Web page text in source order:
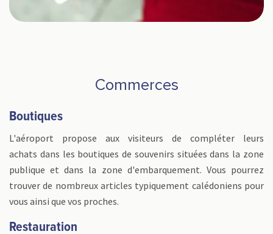
Commerces
Boutiques
L'aéroport propose aux visiteurs de compléter leurs
achats dans les boutiques de souvenirs situées dans la zone
publique et dans la zone d'embarquement. Vous pourrez
trouver de nombreux articles typiquement calédoniens pour
vous ainsi que vos proches.
Restauration